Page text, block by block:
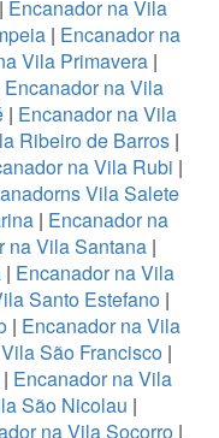
Encanador na Vila
| Encanador na
Vila Primavera|
Encanador na Vila
| Encanador na Vila
Ribeiro de Barros |
na Vila Rubi |
Vila Salete
| Encanador na
na Vila Santana |
| Encanador na Vila
Santo Estefano |
| Encanador na Vila
São Francisco |
| Encanador na Vila
São Nicolau |
na Vila Socorro |